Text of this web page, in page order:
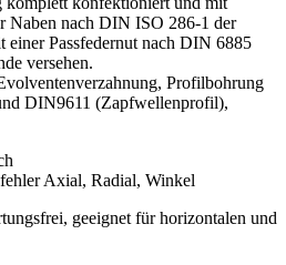
Naben nach DIN ISO 286-1 der
einer Passfedernutnach DIN 6885
versehen.
Profilbohrung
DIN9611 (Zapfwellenprofil),
Axial, Radial, Winkel
geeignet für horizontalen und